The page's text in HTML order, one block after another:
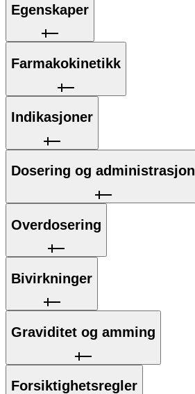
Egenskaper
Farmakokinetikk
Indikasjoner
Dosering og administrasjon
Overdosering
Bivirkninger
Graviditet og amming
Forsiktighetsregler